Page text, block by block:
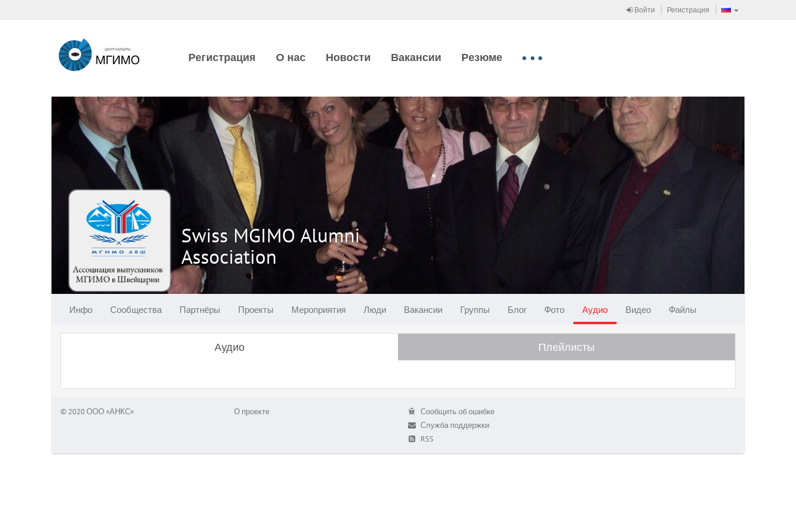
Войти Регистрация
Регистрация О нас Новости Вакансии Резюме
Swiss MGIMO Alumni
Association
Инфо Сообщества Партнёры Проекты Мероприятия Люди Вакансии Группы Блог Фото Аудио Видео Файлы
Аудио Плейлисты
© 2020 ООО «АНКС» О проекте
Сообщить об ошибке
Служба поддержки
RSS